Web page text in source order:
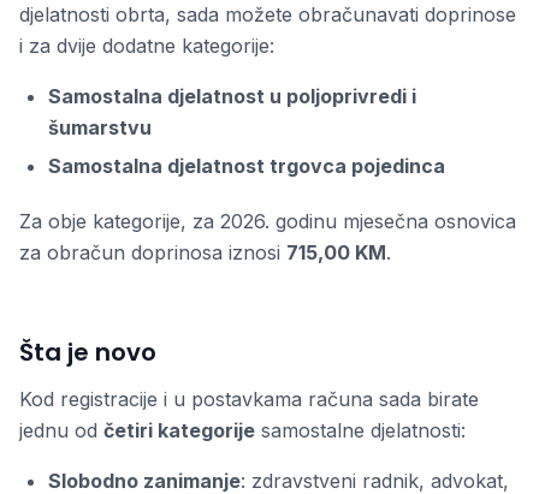
djelatnosti obrta, sada možete obračunavati doprinose
i za dvije dodatne kategorije:
Samostalna djelatnost u poljoprivredi i
šumarstvu
Samostalna djelatnost trgovca pojedinca
Za obje kategorije, za 2026. godinu mjesečna osnovica
za obračun doprinosa iznosi 715,00 KM.
Šta je novo
Kod registracije i u postavkama računa sada birate
jednu od četiri kategorije samostalne djelatnosti:
Slobodno zanimanje: zdravstveni radnik, advokat,